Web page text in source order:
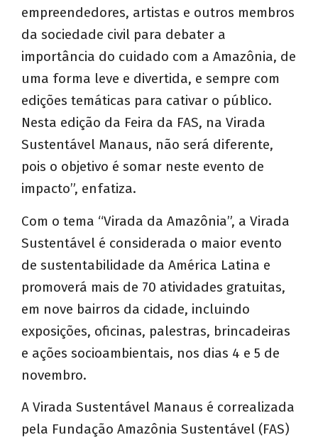
empreendedores, artistas e outros membros
da sociedade civil para debater a
importância do cuidado com a Amazônia, de
uma forma leve e divertida, e sempre com
edições temáticas para cativar o público.
Nesta edição da Feira da FAS, na Virada
Sustentável Manaus, não será diferente,
pois o objetivo é somar neste evento de
impacto”, enfatiza.
Com o tema “Virada da Amazônia”, a Virada
Sustentável é considerada o maior evento
de sustentabilidade da América Latina e
promoverá mais de 70 atividades gratuitas,
em nove bairros da cidade, incluindo
exposições, oficinas, palestras, brincadeiras
e ações socioambientais, nos dias 4 e 5 de
novembro.
A Virada Sustentável Manaus é correalizada
pela Fundação Amazônia Sustentável (FAS)